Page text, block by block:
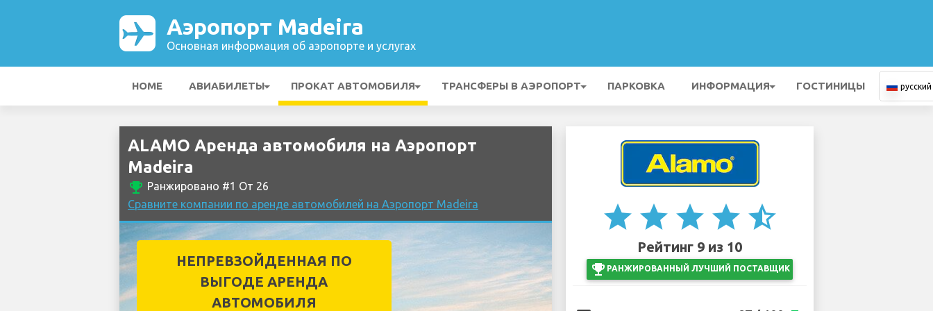
Аэропорт Madeira
Основная информация об аэропорте и услугах
HOME АВИАБИЛЕТЫ ПРОКАТ АВТОМОБИЛЯ ТРАНСФЕРЫ В АЭРОПОРТ ПАРКОВКА ИНФОРМАЦИЯ ГОСТИНИЦЫ русский
ALAMO Аренда автомобиля на Аэропорт
Madeira
emoji_events Ранжировано #1 От 26
Сравните компании по аренде автомобилей на Аэропорт Madeira
НЕПРЕВЗОЙДЕННАЯ ПО
ВЫГОДЕ АРЕНДА
АВТОМОБИЛЯ
star star star star star_half
Рейтинг 9 из 10
emoji_events РАНЖИРОВАННЫЙ ЛУЧШИЙ ПОСТАВЩИК